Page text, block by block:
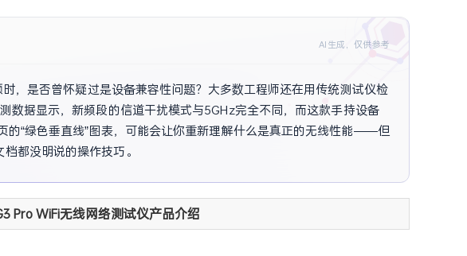
AI生成，仅供参考
，是否曾怀疑过是设备兼容性问题？大多数工程师还在用传统测试仪检
数据显示，新频段的信道干扰模式与5GHz完全不同，而这款手持设备
的“绿色垂直线”图表，可能会让你重新理解什么是真正的无线性能——但
都没明说的操作技巧。
Pro WiFi无线网络测试仪产品介绍